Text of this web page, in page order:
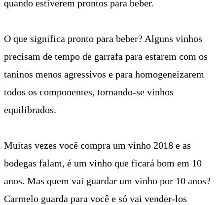
quando estiverem prontos para beber.
O que significa pronto para beber? Alguns vinhos
precisam de tempo de garrafa para estarem com os
taninos menos agressivos e para homogeneizarem
todos os componentes, tornando-se vinhos
equilibrados.
Muitas vezes você compra um vinho 2018 e as
bodegas falam, é um vinho que ficará bom em 10
anos. Mas quem vai guardar um vinho por 10 anos?
Carmelo guarda para você e só vai vender-los